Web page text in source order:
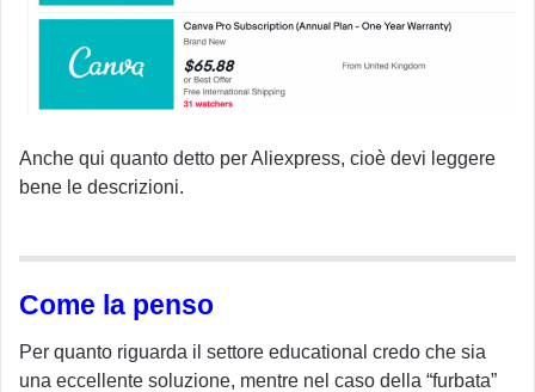
Anche qui quanto detto per Aliexpress, cioè devi leggere
bene le descrizioni.
Come la penso
Per quanto riguarda il settore educational credo che sia
una eccellente soluzione, mentre nel caso della “furbata”